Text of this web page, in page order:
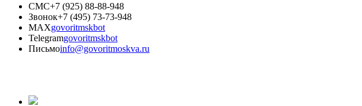
СМС+7 (925) 88-88-948
Звонок+7 (495) 73-73-948
MAXgovoritmskbot
Telegramgovoritmskbot
Письмоinfo@govoritmoskva.ru